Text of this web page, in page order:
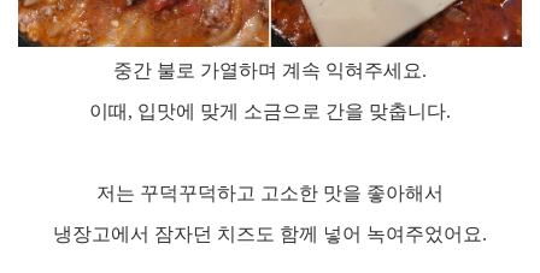
중간 불로 가열하며 계속 익혀주세요.
이때 , 입맛에 맞게 소금으로 간을 맞춥니다.
저는 꾸덕꾸덕하고 고소한 맛을 좋아해서
냉장고에서 잠자던 치즈도 함께 넣어 녹여주었어요.